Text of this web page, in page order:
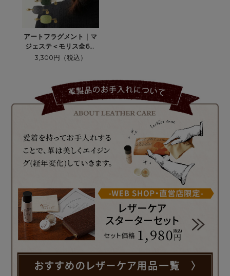
アートフラグメント｜マ
ジェステ＜モリス全6色
＞
3,300円（税込）